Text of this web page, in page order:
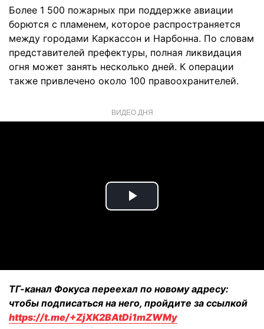
Более 1 500 пожарных при поддержке авиации
борются с пламенем, которое распространяется
между городами Каркассон и Нарбонна. По словам
представителей префектуры, полная ликвидация
огня может занять несколько дней. К операции
также привлечено около 100 правоохранителей.
ВИДЕО ДНЯ
Play
ТГ-канал Фокуса переехал по новому адресу:
чтобы подписаться на него, пройдите за ссылкой
https://t.me/+ZjXK2BAtDi1mZWMy